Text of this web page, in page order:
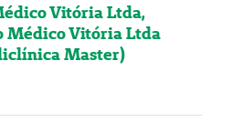
Vitória Ltda,
Médico Vitória Ltda
Master)